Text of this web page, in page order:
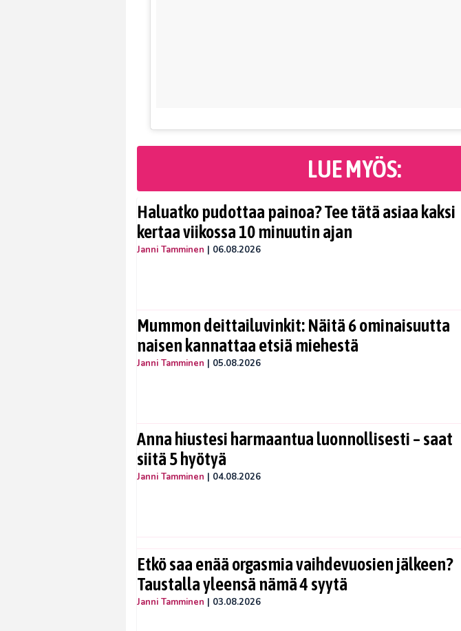
LUE MYÖS:
Haluatko pudottaa painoa? Tee tätä asiaa kaksi
kertaa viikossa 10 minuutin ajan
Janni Tamminen | 06.08.2026
Mummon deittailuvinkit: Näitä 6 ominaisuutta
naisen kannattaa etsiä miehestä
Janni Tamminen | 05.08.2026
Anna hiustesi harmaantua luonnollisesti – saat
siitä 5 hyötyä
Janni Tamminen | 04.08.2026
Etkö saa enää orgasmia vaihdevuosien jälkeen?
Taustalla yleensä nämä 4 syytä
Janni Tamminen | 03.08.2026